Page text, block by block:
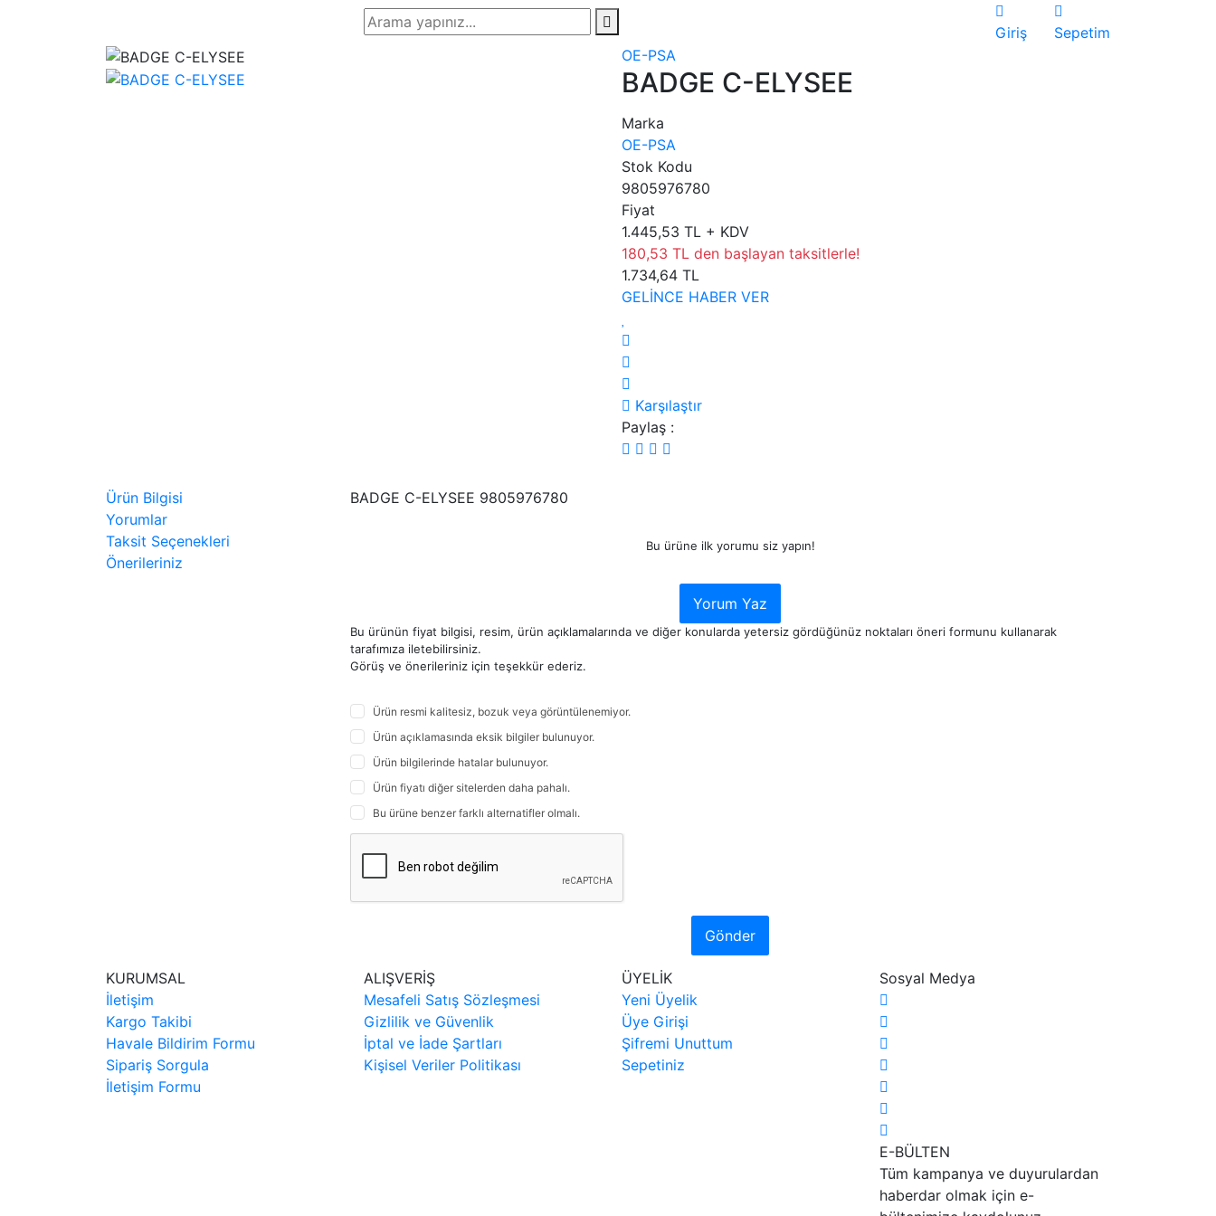
Giriş
Sepetim
OE-PSA
BADGE C-ELYSEE
Marka
OE-PSA
Stok Kodu
9805976780
Fiyat
1.445,53 TL + KDV
180,53 TL den başlayan taksitlerle!
1.734,64 TL
GELİNCE HABER VER
Karşılaştır
Paylaş :
Ürün Bilgisi
Yorumlar
Taksit Seçenekleri
Önerileriniz
BADGE C-ELYSEE 9805976780
Bu ürüne ilk yorumu siz yapın!
Yorum Yaz
Bu ürünün fiyat bilgisi, resim, ürün açıklamalarında ve diğer konularda yetersiz gördüğünüz noktaları öneri formunu kullanarak
tarafımıza iletebilirsiniz.
Görüş ve önerileriniz için teşekkür ederiz.
Ürün resmi kalitesiz, bozuk veya görüntülenemiyor.
Ürün açıklamasında eksik bilgiler bulunuyor.
Ürün bilgilerinde hatalar bulunuyor.
Ürün fiyatı diğer sitelerden daha pahalı.
Bu ürüne benzer farklı alternatifler olmalı.
Gönder
KURUMSAL
İletişim
Kargo Takibi
Havale Bildirim Formu
Sipariş Sorgula
İletişim Formu
ALIŞVERİŞ
Mesafeli Satış Sözleşmesi
Gizlilik ve Güvenlik
İptal ve İade Şartları
Kişisel Veriler Politikası
ÜYELİK
Yeni Üyelik
Üye Girişi
Şifremi Unuttum
Sepetiniz
Sosyal Medya
E-BÜLTEN
Tüm kampanya ve duyurulardan
haberdar olmak için e-